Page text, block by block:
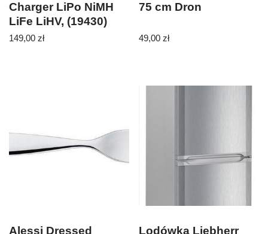
Charger LiPo NiMH
LiFe LiHV, (19430)
149,00 zł
75 cm Dron
49,00zł
Alessi Dressed Lodówka Liebherr